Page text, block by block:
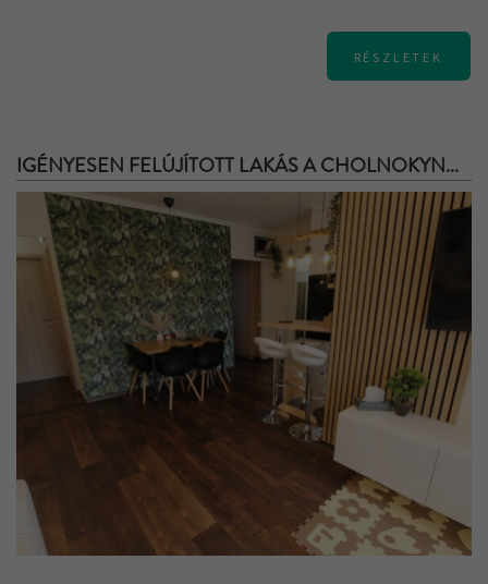
RÉSZLETEK
IGÉNYESEN FELÚJÍTOTT LAKÁS A CHOLNOKYN...